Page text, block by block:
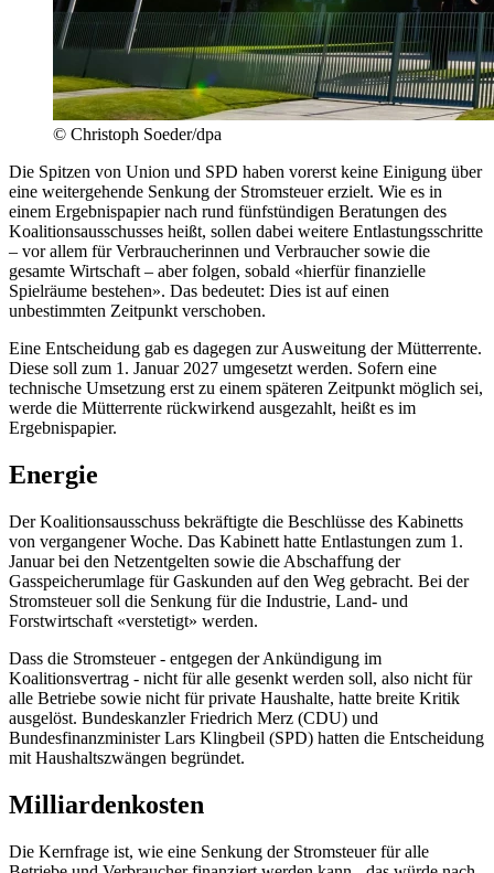
© Christoph Soeder/dpa
Die Spitzen von Union und SPD haben vorerst keine Einigung über
eine weitergehende Senkung der Stromsteuer erzielt. Wie es in
einem Ergebnispapier nach rund fünfstündigen Beratungen des
Koalitionsausschusses heißt, sollen dabei weitere Entlastungsschritte
– vor allem für Verbraucherinnen und Verbraucher sowie die
gesamte Wirtschaft – aber folgen, sobald «hierfür finanzielle
Spielräume bestehen». Das bedeutet: Dies ist auf einen
unbestimmten Zeitpunkt verschoben.
Eine Entscheidung gab es dagegen zur Ausweitung der Mütterrente.
Diese soll zum 1. Januar 2027 umgesetzt werden. Sofern eine
technische Umsetzung erst zu einem späteren Zeitpunkt möglich sei,
werde die Mütterrente rückwirkend ausgezahlt, heißt es im
Ergebnispapier.
Energie
Der Koalitionsausschuss bekräftigte die Beschlüsse des Kabinetts
von vergangener Woche. Das Kabinett hatte Entlastungen zum 1.
Januar bei den Netzentgelten sowie die Abschaffung der
Gasspeicherumlage für Gaskunden auf den Weg gebracht. Bei der
Stromsteuer soll die Senkung für die Industrie, Land- und
Forstwirtschaft «verstetigt» werden.
Dass die Stromsteuer - entgegen der Ankündigung im
Koalitionsvertrag - nicht für alle gesenkt werden soll, also nicht für
alle Betriebe sowie nicht für private Haushalte, hatte breite Kritik
ausgelöst. Bundeskanzler Friedrich Merz (CDU) und
Bundesfinanzminister Lars Klingbeil (SPD) hatten die Entscheidung
mit Haushaltszwängen begründet.
Milliardenkosten
Die Kernfrage ist, wie eine Senkung der Stromsteuer für alle